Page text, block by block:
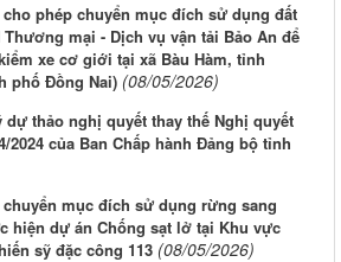
phép chuyển mục đích sử dụng đất
mại - Dịch vụ vận tải Bảo An để
xe cơ giới tại xã Bàu Hàm, tỉnh
phố Đồng Nai) (08/05/2026)
thảo nghị quyết thay thế Nghị quyết
2024 của Ban Chấp hành Đảng bộ tỉnh
mục đích sử dụng rừng sang
hiện dự án Chống sạt lở tại Khu vực
sỹ đặc công 113 (08/05/2026)